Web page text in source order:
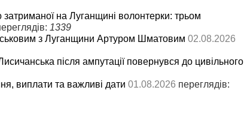
на Луганщині волонтерки: трьом
1339
з Луганщини Артуром Шматовим 02.08.2026
після ампутації повернувся до цивільного
виплати та важливі дати 01.08.2026 переглядів: